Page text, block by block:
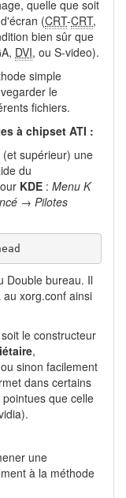
quelle que soit
(CRT-CRT,
bien sûr que
DVI, ou S-video).
simple
le
fichiers.
à chipset ATI :
supérieur) une
du
KDE : Menu K
→ Pilotes
Double bureau. Il
xorg.conf ainsi
le constructeur
,
sinon facilement
dans certains
que celle
une
à la méthode